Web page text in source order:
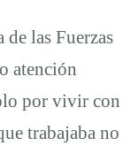
las Fuerzas
atención
por vivir con
trabajaba no